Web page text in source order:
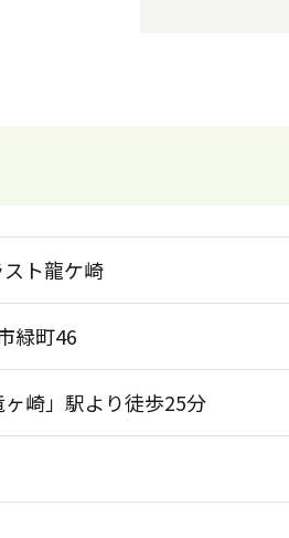
ト龍ケ崎
緑町46
ヶ崎」駅より徒歩25分